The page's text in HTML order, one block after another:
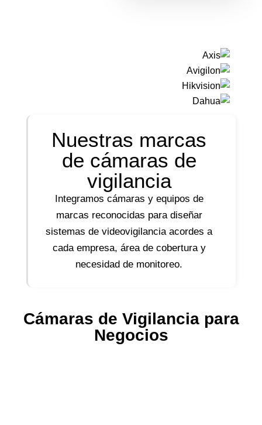
Nuestras marcas
de cámaras de
vigilancia
Integramos cámaras y equipos de
marcas reconocidas para diseñar
sistemas de videovigilancia acordes a
cada empresa, área de cobertura y
necesidad de monitoreo.
Cámaras de Vigilancia para
Negocios